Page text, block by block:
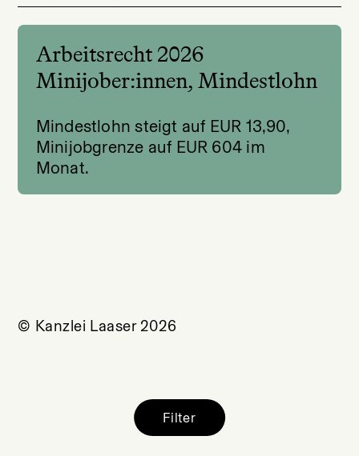
Arbeitsrecht 2026
Minijober:innen, Mindestlohn
Mindestlohn steigt auf EUR 13,90,
Minijobgrenze auf EUR 604 im
Monat.
Filter
© Kanzlei Laaser 2026